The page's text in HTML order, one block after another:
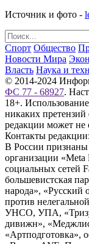
Источник и фото -
Спорт Общество
Новости Мира
Власть Наука и
© 2014-2024
ФС 77 - 68927.
18+.
никаких
редакции может не
Контакты редакции:
В России
организации
социальных сетей
большевистская
народа»,
против
УНСО, УПА,
дивижн», «Меджлис
«Артподготовка»,